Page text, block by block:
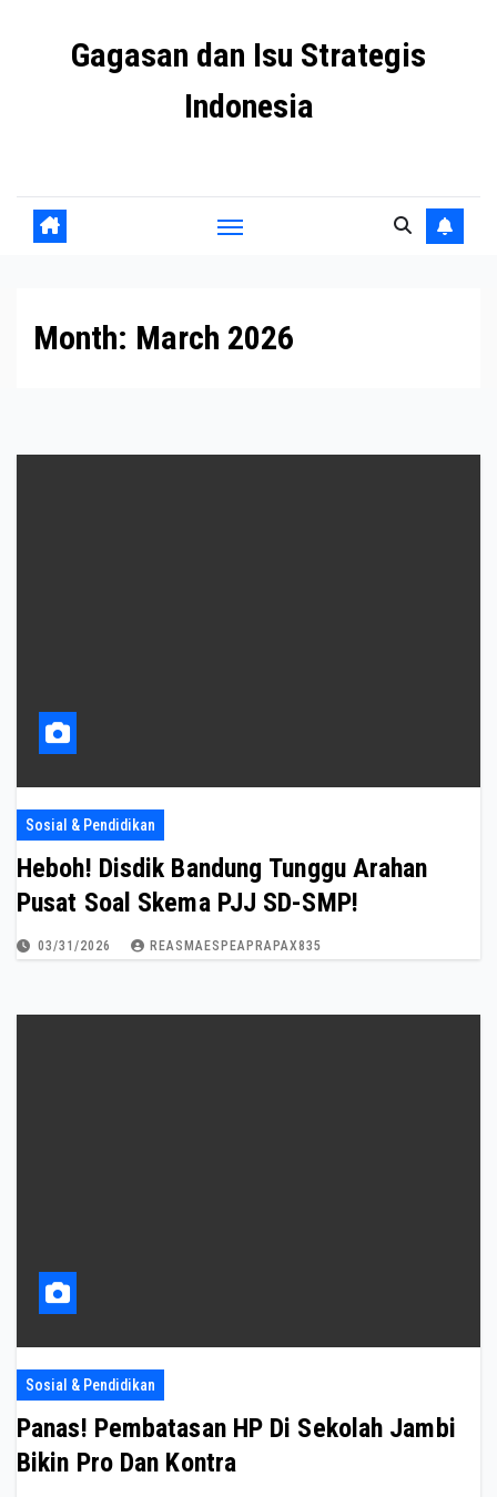
Gagasan dan Isu Strategis
Indonesia
Month: March 2026
Sosial & Pendidikan
Heboh! Disdik Bandung Tunggu Arahan
Pusat Soal Skema PJJ SD-SMP!
03/31/2026 REASMAESPEAPRAPAX835
Sosial & Pendidikan
Panas! Pembatasan HP Di Sekolah Jambi
Bikin Pro Dan Kontra